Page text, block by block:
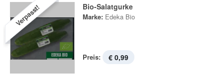
Verpasst! Bio-Salatgurke
Marke: Edeka Bio
Preis: € 0,99